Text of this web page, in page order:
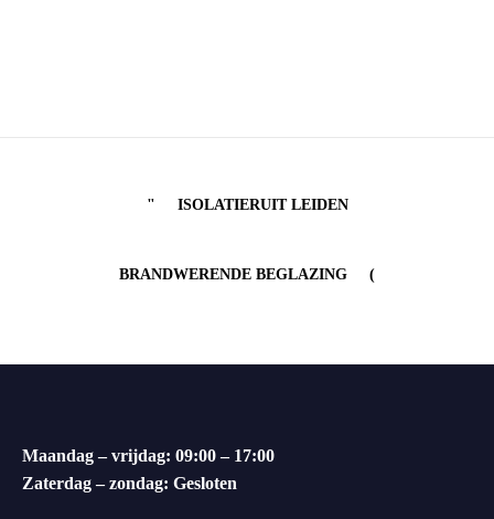
ISOLATIERUIT LEIDEN
BRANDWERENDE BEGLAZING
Maandag – vrijdag: 09:00 – 17:00
Zaterdag – zondag: Gesloten